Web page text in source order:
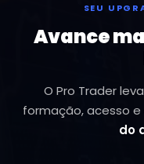
SEU
Avance
O Pro Trader
formação, acesso
do